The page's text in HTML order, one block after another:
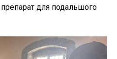
для подальшого